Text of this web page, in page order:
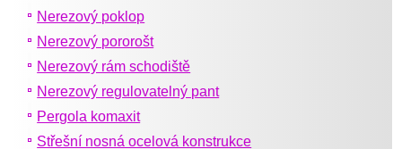
Nerezový poklop
Nerezový pororošt
Nerezový rám schodiště
Nerezový regulovatelný pant
Pergola komaxit
Střešní nosná ocelová konstrukce